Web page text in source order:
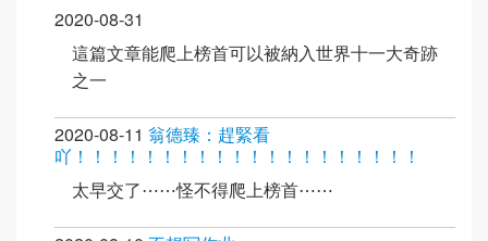
2020-08-31
這篇文章能爬上榜首可以被納入世界十一大奇跡
之一
2020-08-11 翁德臻：趕緊看
吖！！！！！！！！！！！！！！！！！！！！
太早交了⋯⋯怪不得爬上榜首⋯⋯